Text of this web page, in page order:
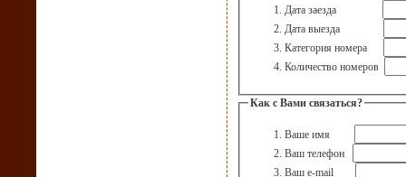
Дата заезда
Дата выезда
Категория номера
Количество номеров
Как с Вами связаться?
Ваше имя
Ваш телефон
Ваш e-mail